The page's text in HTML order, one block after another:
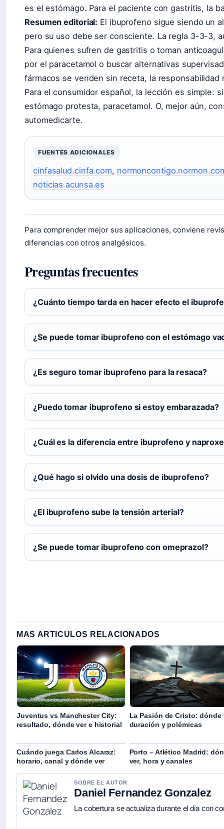
es el estómago. Para el paciente con gastritis, la
Resumen editorial: El ibuprofeno sigue siendo un
pero su uso debe ser consciente. La regla 3-3-3,
Para quienes sufren de gastritis o toman
por el paracetamol o buscar alternativas
fármacos se venden sin receta, la
Para el consumidor español, la lección es simple:
estómago protesta, paracetamol. O, mejor aún,
automedicarte.
FUENTES ADICIONALES
cinfasalud.cinfa.com,
noticias.acunsa.es
Para comprender mejor sus aplicaciones, conviene
diferencias con otros analgésicos.
Preguntas frecuentes
¿Cuánto tiempo tarda en hacer efecto el
¿Se puede tomar ibuprofeno con el estómago
¿Es seguro tomar ibuprofeno para la resaca?
¿Puedo tomar ibuprofeno si estoy embarazada?
¿Cuál es la diferencia entre ibuprofeno y
¿Qué hago si olvido una dosis de ibuprofeno?
¿El ibuprofeno sube la tensión arterial?
¿Se puede tomar ibuprofeno con omeprazol?
MAS ARTICULOS RELACIONADOS
Juventus vs Manchester City:
resultado, dónde ver e historial
La Pasión de Cristo: dónde
duración y polémicas
Cuándo juega Carlos Alcaraz:
horario, canal y dónde ver
Porto – Atlético Madrid:
ver, hora y canales
SOBRE EL AUTOR
Daniel Fernandez Gonzalez
La cobertura se actualiza durante el dia con